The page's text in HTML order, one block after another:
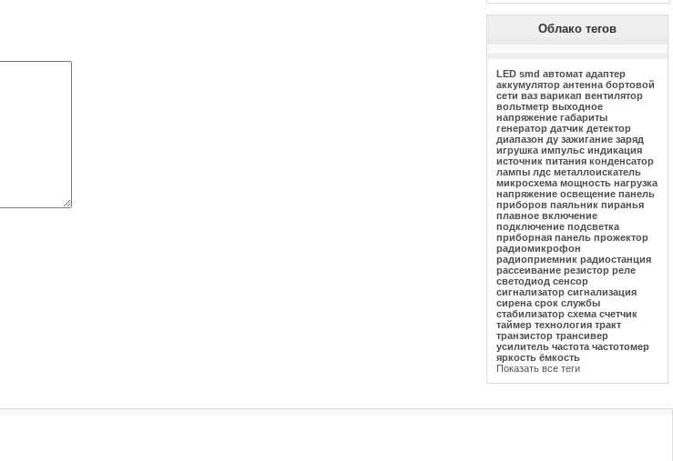
Облако тегов
LED smd автомат адаптер
аккумулятор антенна бортовой
сети ваз варикап вентилятор
вольтметр выходное
напряжение габариты
генератор датчик детектор
диапазон ду зажигание заряд
игрушка импульс индикация
источник питания конденсатор
лампы лдс металлоискатель
микросхема мощность нагрузка
напряжение освещение панель
приборов паяльник пиранья
плавное включение
подключение подсветка
приборная панель прожектор
радиомикрофон
радиоприемник радиостанция
рассеивание резистор реле
светодиод сенсор
сигнализатор сигнализация
сирена срок службы
стабилизатор схема счетчик
таймер технология тракт
транзистор трансивер
усилитель частота частотомер
яркость ёмкость
Показать все теги